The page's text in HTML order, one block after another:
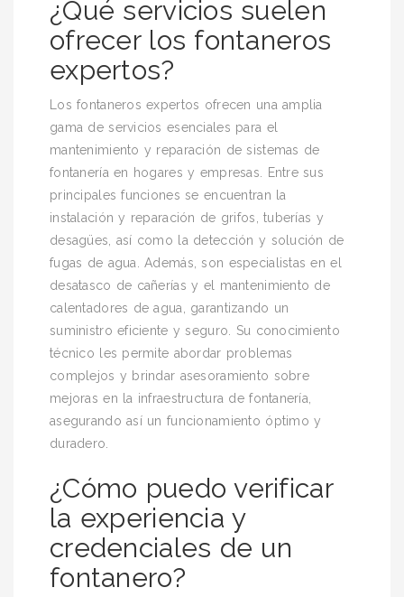
¿Qué servicios suelen
ofrecer los fontaneros
expertos?
Los fontaneros expertos ofrecen una amplia
gama de servicios esenciales para el
mantenimiento y reparación de sistemas de
fontanería en hogares y empresas. Entre sus
principales funciones se encuentran la
instalación y reparación de grifos, tuberías y
desagües, así como la detección y solución de
fugas de agua. Además, son especialistas en el
desatasco de cañerías y el mantenimiento de
calentadores de agua, garantizando un
suministro eficiente y seguro. Su conocimiento
técnico les permite abordar problemas
complejos y brindar asesoramiento sobre
mejoras en la infraestructura de fontanería,
asegurando así un funcionamiento óptimo y
duradero.
¿Cómo puedo verificar
la experiencia y
credenciales de un
fontanero?